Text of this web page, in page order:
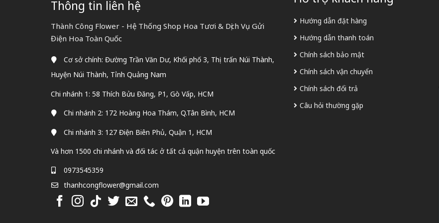
Thông tin liên hệ
Thành Công Flower - Hệ Thống Shop Hoa Tươi & Dịch Vụ Gửi
Điện Hoa Toàn Quốc
Cơ sở chính: Đường Trần Văn Dư, Khối phố 3, Thị trấn Núi Thành,
Huyện Núi Thành, Tỉnh Quảng Nam
Chi nhánh 1: 58 Thích Bửu Đăng, P1, Gò Vấp, HCM
Chi nhánh 2: 172 Hoàng Hoa Thám, Q.Tân Bình, HCM
Chi nhánh 3: 127 Điện Biên Phủ, Quận 1, HCM
Và hơn 1500 chi nhánh và đối tác ở tất cả quận huyện trên toàn quốc
0973545359
thanhcongflower@gmail.com
Hướng dẫn đặt hàng
Hướng dẫn thanh toán
Chính sách bảo mật
Chính sách vận chuyển
Chính sách đổi trả
Câu hỏi thường gặp